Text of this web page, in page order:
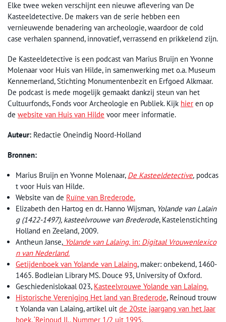
Elke twee weken verschijnt een nieuwe aflevering van De
Kasteeldetective. De makers van de serie hebben een
vernieuwende benadering van archeologie, waardoor de cold
case verhalen spannend, innovatief, verrassend en prikkelend zijn.
De Kasteeldetective is een podcast van Marius Bruijn en Yvonne
Molenaar voor Huis van Hilde, in samenwerking met o.a. Museum
Kennemerland, Stichting Monumentenbezit en Erfgoed Alkmaar.
De podcast is mede mogelijk gemaakt dankzij steun van het
Cultuurfonds, Fonds voor Archeologie en Publiek. Kijk hier en op
de website van Huis van Hilde voor meer informatie.
Auteur: Redactie Oneindig Noord-Holland
Bronnen:
Marius Bruijn en Yvonne Molenaar, De Kasteeldetective, podcas
t voor Huis van Hilde.
Website van de Ruïne van Brederode.
Elizabeth den Hartog en dr. Hanno Wijsman, Yolande van Lalain
g (1422-1497), kasteelvrouwe van Brederode, Kastelenstichting
Holland en Zeeland, 2009.
Antheun Janse, Yolande van Lalaing, in: Digitaal Vrouwenlexico
n van Nederland.
Getijdenboek van Yolande van Lalaing, maker: onbekend, 1460-
1465. Bodleian Library MS. Douce 93, University of Oxford.
Geschiedenislokaal 023, Kasteelvrouwe Yolande van Lalaing.
Historische Vereniging Het land van Brederode, Reinoud trouw
t Yolanda van Lalaing, artikel uit de 20ste jaargang van het Jaar
boek, ‘Reinoud II,. Nummer 1/2 uit 1995.